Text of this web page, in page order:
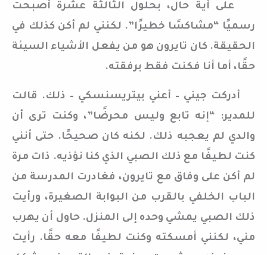
على أية حال، بحلول الثالثة عشرة أصبحت
رسميًا “مشاكسًا خطيرًا”. لكنني لم أكن كذلك في
الحقيقة. كان تايرون هو من يفعل الأشياء السيئة
حقًا، أما أنا فكنت فقط برفقته.
أدركت جيني – أعني بيتريسنسكي – ذلك. قالت
للمدير: “إنه تابع وليس محرضًا”، وكنت ترى أن
والدي لم يعجبه ذلك. لكنه كان صحيحًا. حتى أنني
كنت لطيفًا مع ذلك الصبي الذي كنا نؤذيه. ذات مرة
لم أكن على وفاق مع تايرون، فغادرت المدرسة من
الباب الخلفي بالقرب من البوابة الصغيرة، ورأيت
ذلك الصبي يمشي وحده إلى المنزل. حاول أن يهرب
مني، لكنني أمسكته وكنت لطيفًا معه حقًا. رأيت